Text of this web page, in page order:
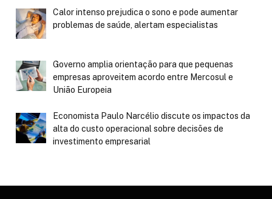
Calor intenso prejudica o sono e pode aumentar
problemas de saúde, alertam especialistas
Governo amplia orientação para que pequenas
empresas aproveitem acordo entre Mercosul e
União Europeia
Economista Paulo Narcélio discute os impactos da
alta do custo operacional sobre decisões de
investimento empresarial